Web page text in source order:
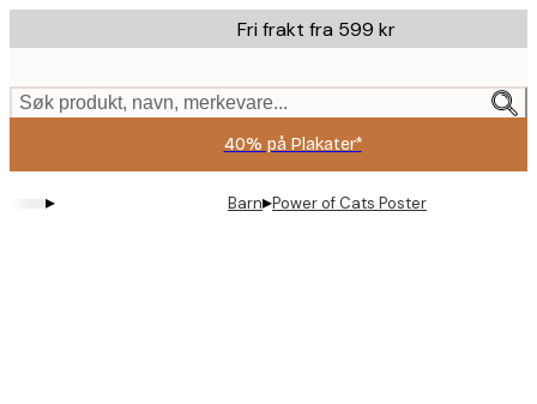
to
content.
Fri frakt fra 599 kr
Søk produkt, navn, merkevare...
40% på Plakater*
▸ Barn▸Power of Cats Poster